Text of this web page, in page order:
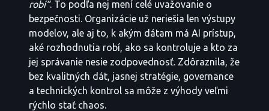
robí“. To podľa nej mení celé uvažovanie o
bezpečnosti. Organizácie už neriešia len výstupy
modelov, ale aj to, k akým dátam má AI prístup,
aké rozhodnutia robí, ako sa kontroluje a kto za
jej správanie nesie zodpovednosť. Zdôraznila, že
bez kvalitných dát, jasnej stratégie, governance
a technických kontrol sa môže z výhody veľmi
rýchlo stať chaos.